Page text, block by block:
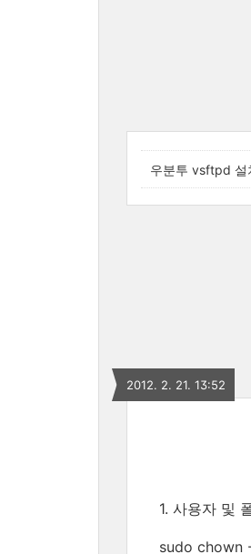
우분투 vsftpd 설
2012. 2. 21. 13:52
1. 사용자 및
sudo chown